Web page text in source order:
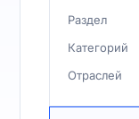
Раздел
Категорий
Отраслей